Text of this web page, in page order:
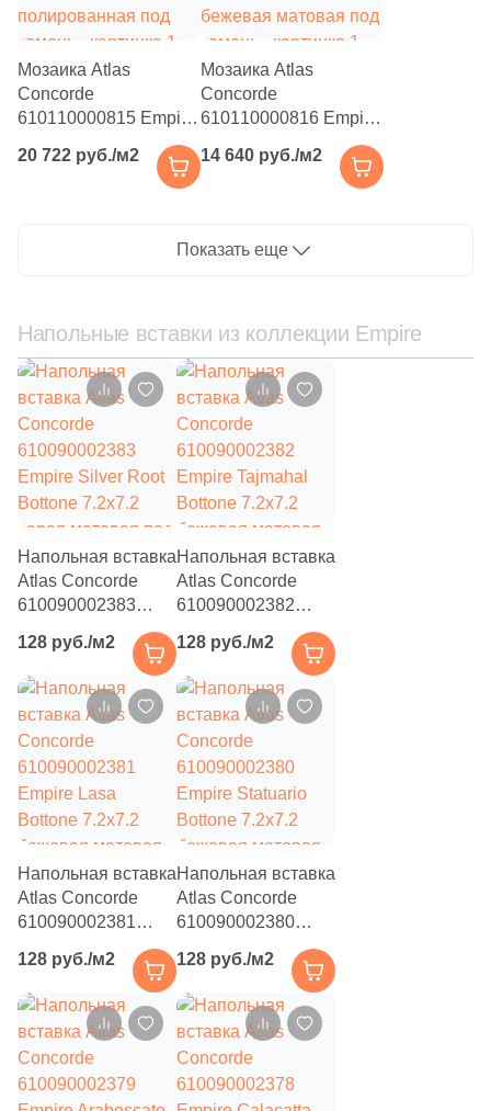
Мозаика Atlas
Concorde
610110000815 Empire
Calacatta Black Mosaic
Lap 30x30 черная
полированная под
20 722 руб./м2
Мозаика Atlas
Concorde
610110000816 Empire
Mosaic 30x30
бежевая матовая под
14 640 руб./м2
Показать еще
Напольные вставки из коллекции Empire
Напольная вставка
Atlas Concorde
610090002383
Empire Silver Root
Bottone 7.2x7.2
серая матовая под
128 руб./м2
Напольная вставка
Atlas Concorde
610090002382
Empire Tajmahal
Bottone 7.2x7.2
бежевая матовая
под камень
128 руб./м2
Напольная вставка
Atlas Concorde
610090002381
Bottone 7.2x7.2
бежевая матовая
под камень
128 руб./м2
Напольная вставка
Atlas Concorde
610090002380
Empire Statuario
Bottone 7.2x7.2
бежевая матовая
под камень
128 руб./м2